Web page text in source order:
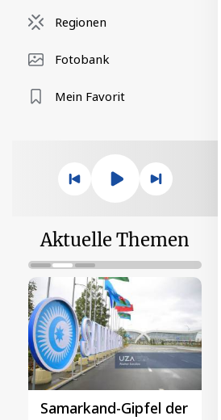
Regionen
Fotobank
Mein Favorit
Aktuelle Themen
Samarkand-Gipfel der